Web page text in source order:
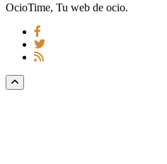
OcioTime, Tu web de ocio.